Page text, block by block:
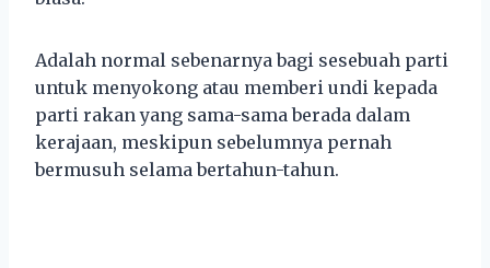
Adalah normal sebenarnya bagi sesebuah parti
untuk menyokong atau memberi undi kepada
parti rakan yang sama-sama berada dalam
kerajaan, meskipun sebelumnya pernah
bermusuh selama bertahun-tahun.